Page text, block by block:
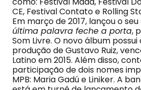
CE, Festival Contato e Rolling
Em março de 2017, lançou o
última palavra feche a porta,
Som Livre. O novo álbum possui
produção de Gustavo Ruiz,
Latino em 2015. Além disso,
participação de dois nomes
MPB: Maria Gadú e Liniker. A